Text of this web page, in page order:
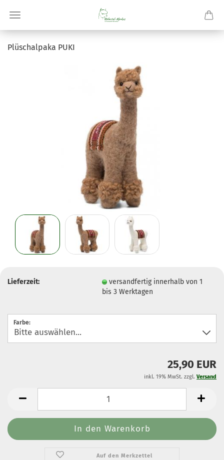
Plü­schal­pa­ka PUKI
Lieferzeit:
versandfertig innerhalb von 1
bis 3 Werktagen
Farbe:
25,90 EUR
inkl. 19% MwSt. zzgl. Versand
Auf den Merkzettel